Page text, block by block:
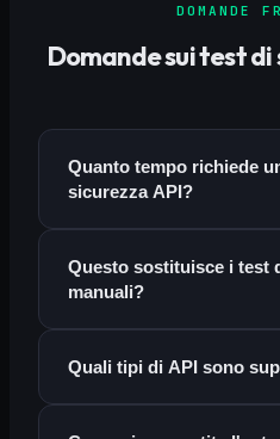
DOMANDE
Domande sui test di
Quanto tempo richiede
sicurezza API?
Questo sostituisce i test
manuali?
Quali tipi di API sono